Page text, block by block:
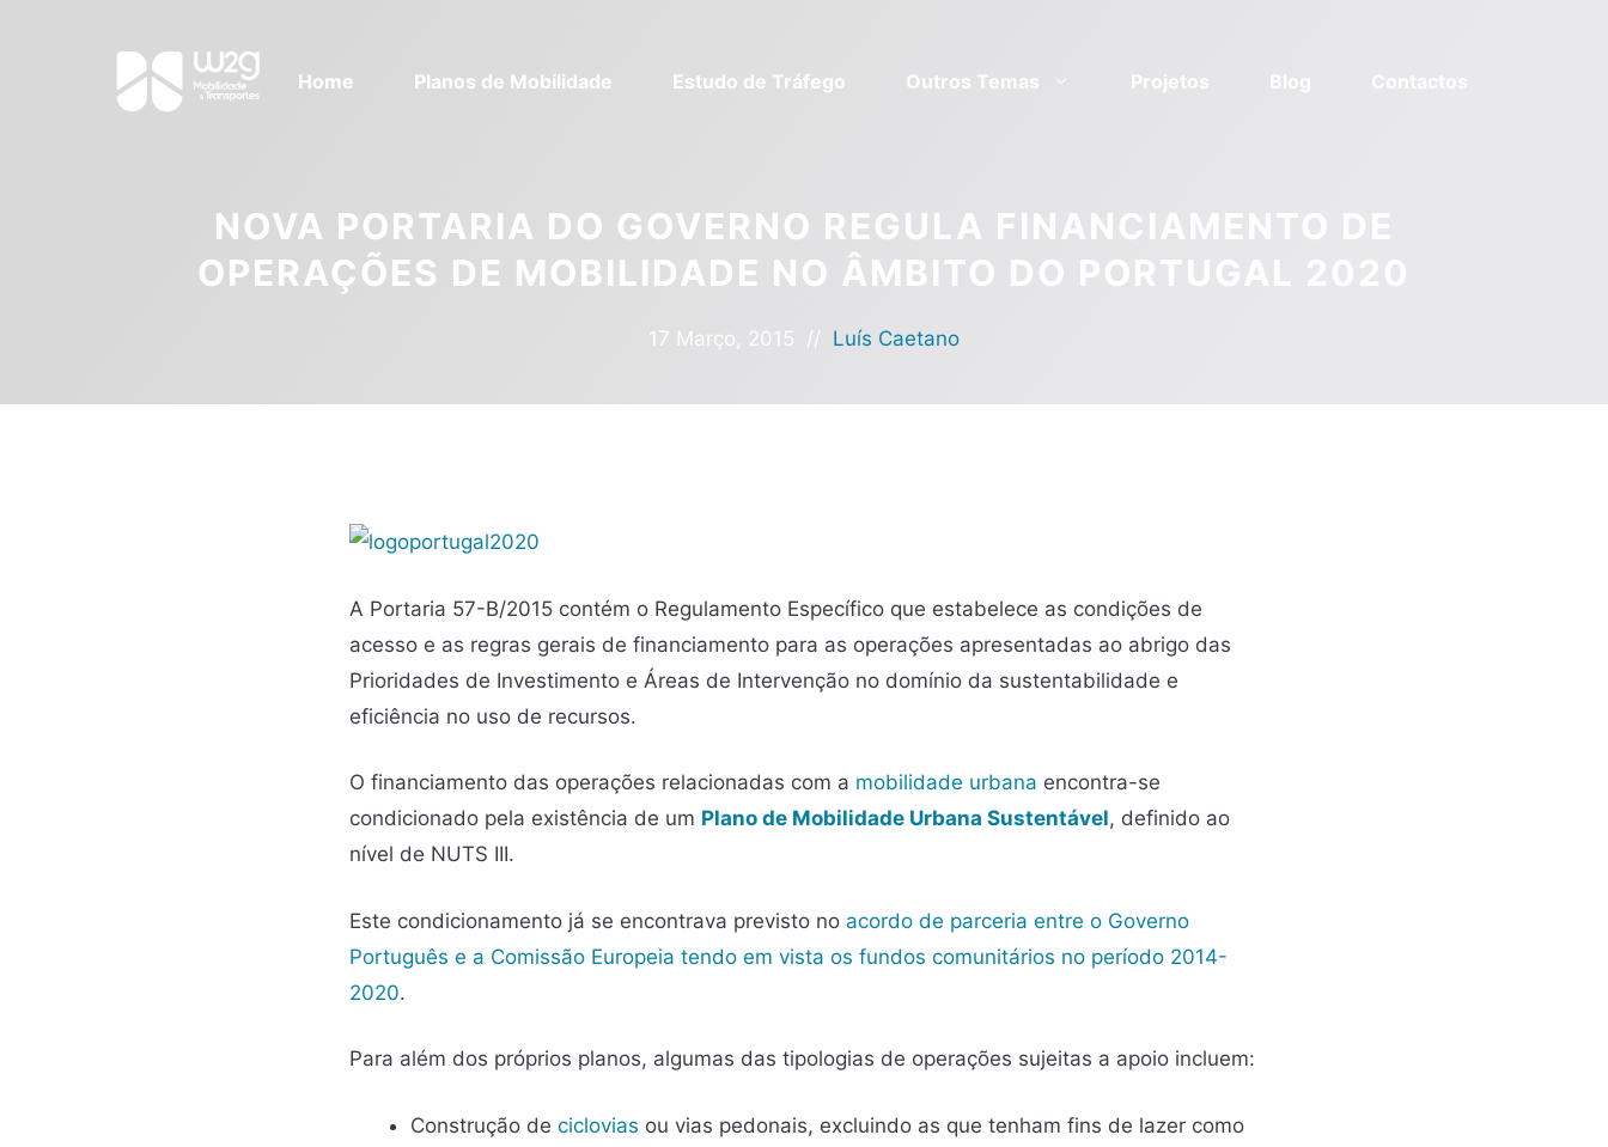
Home Planos de Mobilidade Estudo de Tráfego Outros Temas Projetos Blog Contactos
NOVA PORTARIA DO GOVERNO REGULA FINANCIAMENTO DE
OPERAÇÕES DE MOBILIDADE NO ÂMBITO DO PORTUGAL 2020
17 Março, 2015 // Luís Caetano
A Portaria 57-B/2015 contém o Regulamento Específico que estabelece as condições de
acesso e as regras gerais de financiamento para as operações apresentadas ao abrigo das
Prioridades de Investimento e Áreas de Intervenção no domínio da sustentabilidade e
eficiência no uso de recursos.
O financiamento das operações relacionadas com a mobilidade urbana encontra-se
condicionado pela existência de um Plano de Mobilidade Urbana Sustentável, definido ao
nível de NUTS III.
Este condicionamento já se encontrava previsto no acordo de parceria entre o Governo
Português e a Comissão Europeia tendo em vista os fundos comunitários no período 2014-
2020.
Para além dos próprios planos, algumas das tipologias de operações sujeitas a apoio incluem:
Construção de ciclovias ou vias pedonais, excluindo as que tenham fins de lazer como